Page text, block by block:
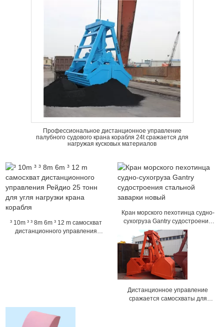
Профессиональное дистанционное управление
палубного судового крана корабля 24t сражается для
нагружая кусковых материалов
³ 10m ³ ³ 8m 6m ³ 12 m самосхват
дистанционного управления
Кран морского пехотинца судно-
сухогруза Gantry судостроения
стальной заварки новый
Дистанционное управление
сражается самосхваты для